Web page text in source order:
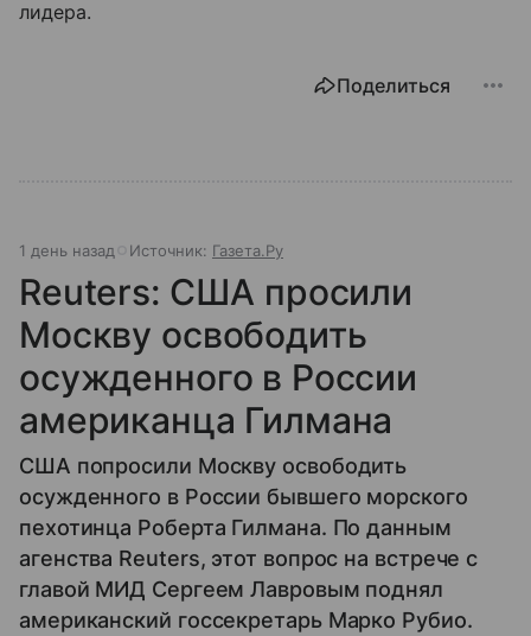
лидера.
Поделиться
1 день назад Источник: Газета.Ру
Reuters: США просили
Москву освободить
осужденного в России
американца Гилмана
США попросили Москву освободить
осужденного в России бывшего морского
пехотинца Роберта Гилмана. По данным
агенства Reuters, этот вопрос на встрече с
главой МИД Сергеем Лавровым поднял
американский госсекретарь Марко Рубио.